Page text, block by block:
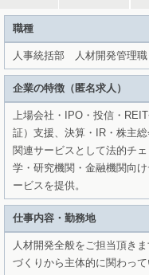
職種
人事統括部 人材開発管理
企業の特徴（匿名求人）
上場会社・IPO・投信・
証）支援、決算・IR・株主
関連サービスとして法的チ
学・研究機関・金融機関向
ービスを提供。
仕事内容・勤務地
人材開発全般をご担当頂き
づくりから主体的に関わって